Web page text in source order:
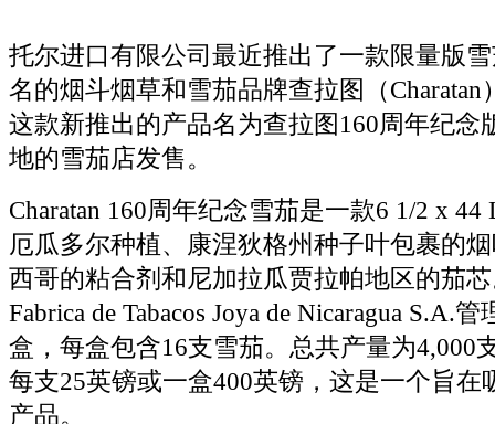
托尔进口有限公司最近推出了一款限量版
名的烟斗烟草和雪茄品牌查拉图（Charatan
这款新推出的产品名为查拉图160周年纪念
地的雪茄店发售。
Charatan 160周年纪念雪茄是一款6 1/2 x 44
厄瓜多尔种植、康涅狄格州种子叶包裹的
西哥的粘合剂和尼加拉瓜贾拉帕地区的茄
Fabrica de Tabacos Joya de Nicaragua S.A.
盒，每盒包含16支雪茄。总共产量为4,000
每支25英镑或一盒400英镑，这是一个旨在
产品。